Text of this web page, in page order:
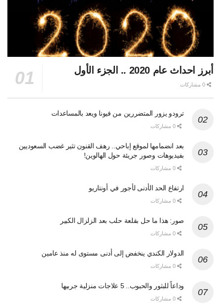
أبرز احداث عام 2020 .. الجزء الأول
ترودو يزور المتضررين من فيونا ويعد بالمساعدات
بعد انضمامها لموقع إباحي.. رهف القنون تثير غضب السعوديين
بفيديوهات وصور جريئة حول الهالوين!
ارتفاع الحد الأدنى لأجور في أونتاريو
صور: هذا ما حل بقلعة حلب بعد الزلزال الكبير
الدولار الكندي ينخفض إلى أدنى مستوى له منذ عامين
وداعاً للبثور والحبوب.. 5 علاجات منزلية جربيها